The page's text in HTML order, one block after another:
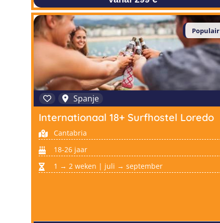
Populair
Spanje
Internationaal 18+ Surfhostel Loredo
Cantabria
18-26 jaar
1 → 2 weken | juli → september